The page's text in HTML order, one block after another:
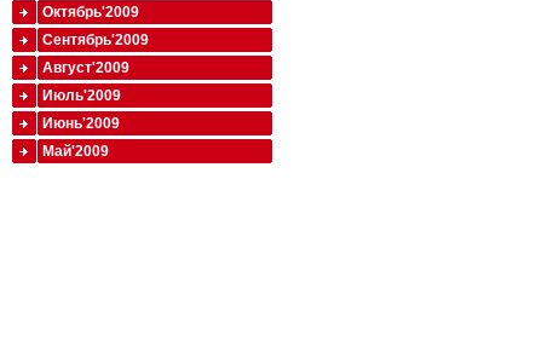
Октябрь'2009
Сентябрь'2009
Август'2009
Июль'2009
Июнь'2009
Май'2009